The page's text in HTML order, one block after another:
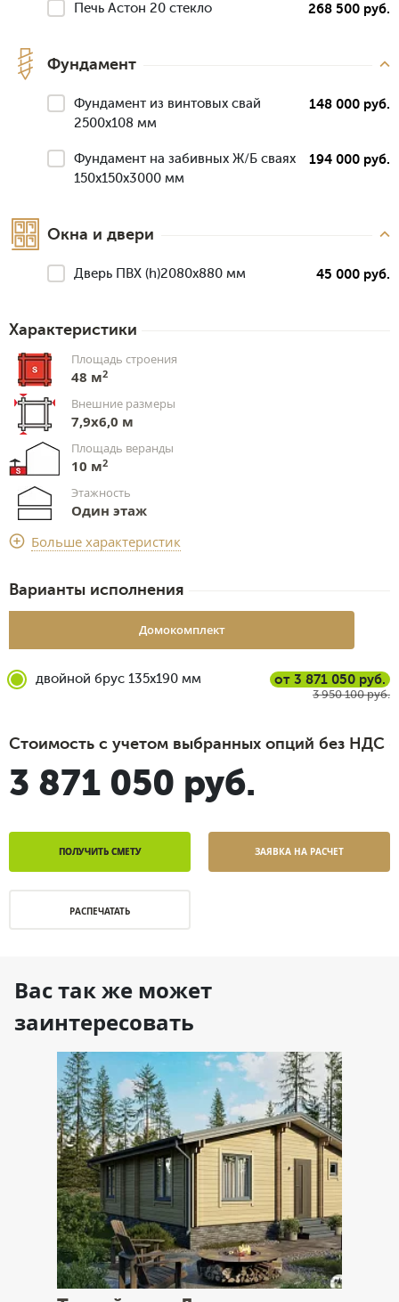
Печь Астон 20 стекло 268 500 руб.
Фундамент
Фундамент из винтовых свай
2500х108 мм
148 000 руб.
Фундамент на забивных Ж/Б сваях
150x150x3000 мм
194 000 руб.
Окна и двери
Дверь ПВХ (h)2080х880 мм 45 000 руб.
Характеристики
Площадь строения
48 м2
Внешние размеры
7,9x6,0 м
Площадь веранды
10 м2
Этажность
Один этаж
Срок доставки
2 недели
Больше характеристик
Варианты исполнения
Домокомплект
двойной брус 135x190 мм от 3 871 050 руб.
3 950 100 руб.
Стоимость с учетом выбранных опций без НДС
3 871 050 руб.
ПОЛУЧИТЬ СМЕТУ ЗАЯВКА НА РАСЧЕТ
РАСПЕЧАТАТЬ
Вас так же может
заинтересовать